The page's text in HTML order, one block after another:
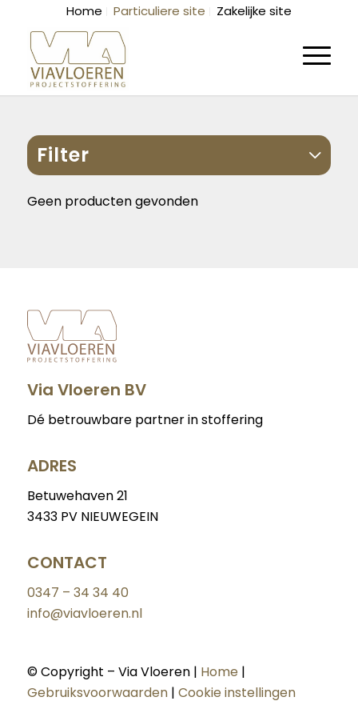
Home Particuliere site Zakelijke site
Filter
Sorteren op
2
Categoriëen
Patroon
Dikte
0.00- 0.00
Breedte
0.00-0.00
Lengte
0.00-0.00
Geen producten gevonden
Via Vloeren BV
Dé betrouwbare partner in stoffering
ADRES
Betuwehaven 21
3433 PV NIEUWEGEIN
CONTACT
0347 – 34 34 40
info@viavloeren.nl
© Copyright – Via Vloeren | Home |
Gebruiksvoorwaarden| Cookie instellingen